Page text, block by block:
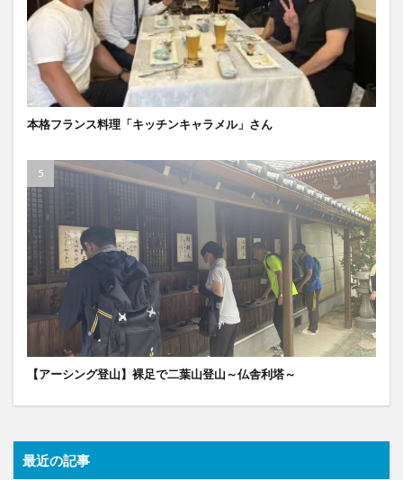
本格フランス料理「キッチンキャラメル」さん
【アーシング登山】裸足で二葉山登山～仏舎利塔～
最近の記事